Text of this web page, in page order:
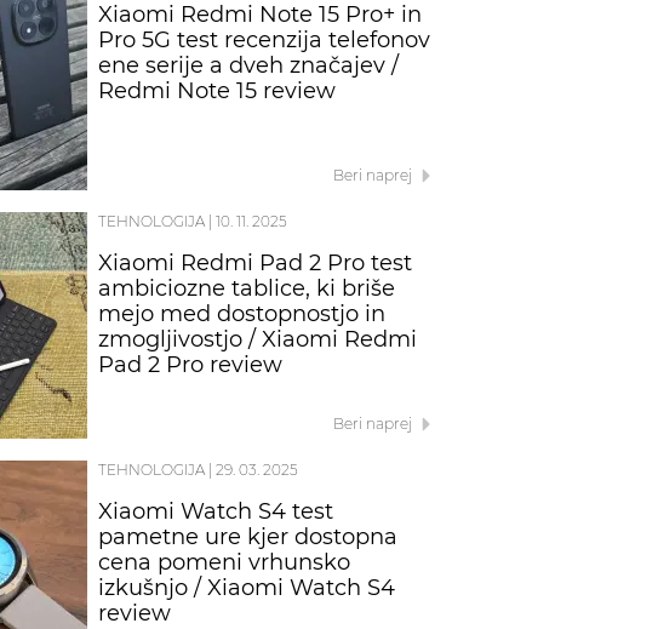
Xiaomi Redmi Note 15 Pro+ in
Pro 5G test recenzija telefonov
ene serije a dveh značajev /
Redmi Note 15 review
Beri naprej
TEHNOLOGIJA| 10. 11. 2025
Xiaomi Redmi Pad 2 Pro test
ambiciozne tablice, ki briše
mejo med dostopnostjo in
zmogljivostjo / Xiaomi Redmi
Pad 2 Pro review
Beri naprej
TEHNOLOGIJA| 29. 03. 2025
Xiaomi Watch S4 test
pametne ure kjer dostopna
cena pomeni vrhunsko
izkušnjo / Xiaomi Watch S4
review